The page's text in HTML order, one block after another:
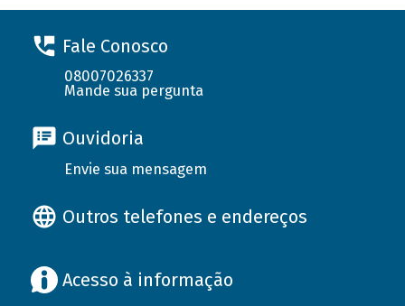
Fale Conosco
08007026337
Mande sua pergunta
Ouvidoria
Envie sua mensagem
Outros telefones e endereços
Acesso à informação